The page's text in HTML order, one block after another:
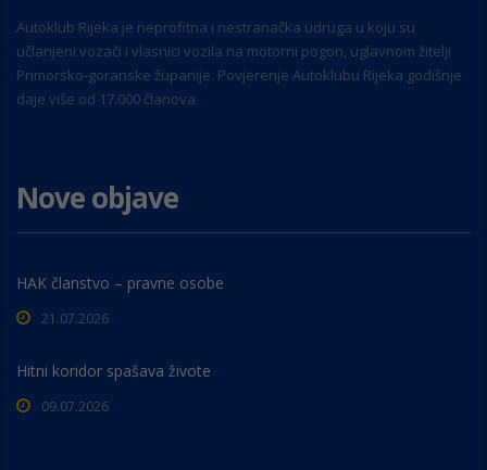
Autoklub Rijeka je neprofitna i nestranačka udruga u koju su
učlanjeni vozači i vlasnici vozila na motorni pogon, uglavnom žitelji
Primorsko-goranske županije. Povjerenje Autoklubu Rijeka godišnje
daje više od 17.000 članova.
Nove objave
HAK članstvo – pravne osobe
21.07.2026
Hitni koridor spašava živote
09.07.2026